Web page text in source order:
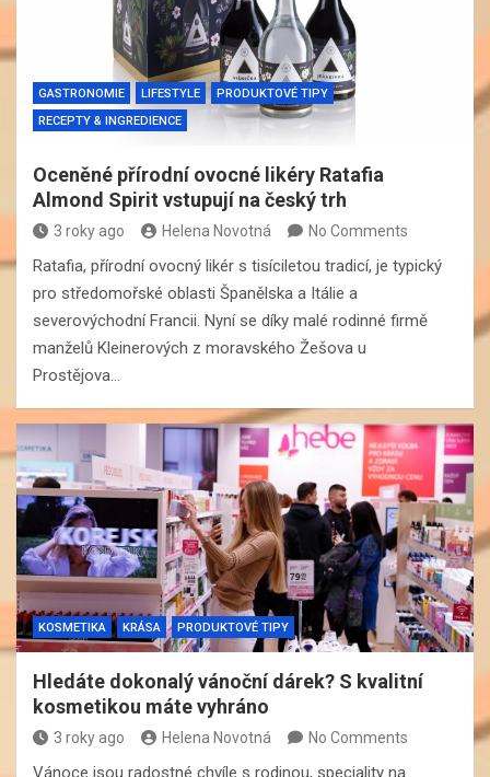
GASTRONOMIE LIFESTYLE
PRODUKTOVÉ TIPY
RECEPTY & INGREDIENCE
Oceněné přírodní ovocné likéry Ratafia
Almond Spirit vstupují na český trh
3 roky ago Helena Novotná No Comments
Ratafia, přírodní ovocný likér s tisíciletou tradicí, je typický
pro středomořské oblasti Španělska a Itálie a
severovýchodní Francii. Nyní se díky malé rodinné firmě
manželů Kleinerových z moravského Žešova u
Prostějova…
KOSMETIKA KRÁSA PRODUKTOVÉ TIPY
Hledáte dokonalý vánoční dárek? S kvalitní
kosmetikou máte vyhráno
3 roky ago Helena Novotná No Comments
Vánoce jsou radostné chvíle s rodinou, speciality na